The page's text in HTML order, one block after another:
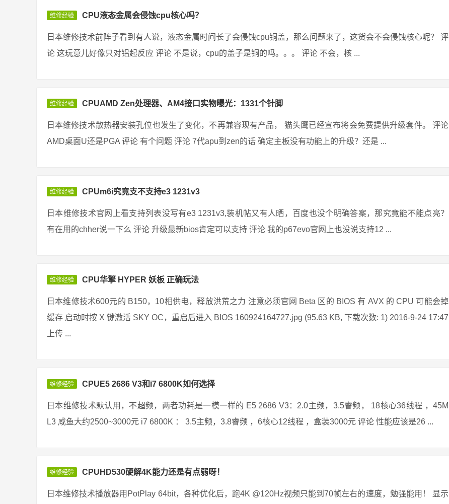
维修经验 CPU液态金属会侵蚀cpu核心吗？
日本维修技术前阵子看到有人说，液态金属时间长了会侵蚀cpu铜盖，那么问题来了，这货会不会侵蚀核心呢？ 评
论 这玩意儿好像只对铝起反应 评论 不是说，cpu的盖子是铜的吗。。。 评论 不会，核 ...
维修经验 CPUAMD Zen处理器、AM4接口实物曝光：1331个针脚
日本维修技术散热器安装孔位也发生了变化，不再兼容现有产品， 猫头鹰已经宣布将会免费提供升级套件。 评论
AMD桌面U还是PGA 评论 有个问题 评论 7代apu到zen的话 确定主板没有功能上的升级？还是 ...
维修经验 CPUm6i究竟支不支持e3 1231v3
日本维修技术官网上看支持列表没写有e3 1231v3,装机帖又有人晒，百度也没个明确答案，那究竟能不能点亮？
有在用的chher说一下么 评论 升级最新bios肯定可以支持 评论 我的p67evo官网上也没说支持12 ...
维修经验 CPU华擎 HYPER 妖板 正确玩法
日本维修技术600元的 B150，10相供电，释放洪荒之力 注意必须官网 Beta 区的 BIOS 有 AVX 的 CPU 可能会掉
缓存 启动时按 X 键激活 SKY OC，重启后进入 BIOS 160924164727.jpg (95.63 KB, 下载次数: 1) 2016-9-24 17:47
上传 ...
维修经验 CPUE5 2686 V3和i7 6800K如何选择
日本维修技术默认用，不超频，两者功耗是一模一样的 E5 2686 V3：2.0主频，3.5睿频， 18核心36线程 ，45M
L3 咸鱼大约2500~3000元 i7 6800K ： 3.5主频，3.8睿频 ，6核心12线程 ，盒装3000元 评论 性能应该是26 ...
维修经验 CPUHD530硬解4K能力还是有点弱呀！
日本维修技术播放器用PotPlay 64bit，各种优化后，跑4K @120Hz视频只能到70帧左右的速度，勉强能用！ 显示